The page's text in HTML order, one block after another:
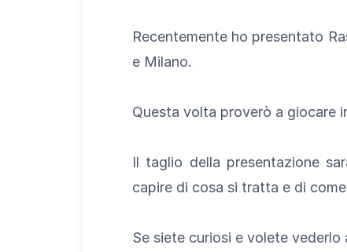
Recentemente ho presentato
e Milano.
Questa volta proverò a giocare
Il taglio della presentazione
capire di cosa si tratta e di
Se siete curiosi e volete